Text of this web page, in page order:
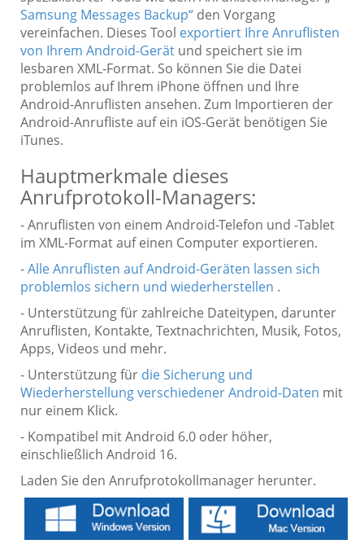
Samsung Messages Backup“ den Vorgang
vereinfachen. Dieses Tool exportiert Ihre Anruflisten
von Ihrem Android-Gerät und speichert sie im
lesbaren XML-Format. So können Sie die Datei
problemlos auf Ihrem iPhone öffnen und Ihre
Android-Anruflisten ansehen. Zum Importieren der
Android-Anrufliste auf ein iOS-Gerät benötigen Sie
iTunes.
Hauptmerkmale dieses
Anrufprotokoll-Managers:
- Anruflisten von einem Android-Telefon und -Tablet
im XML-Format auf einen Computer exportieren.
-Alle Anruflisten auf Android-Geräten lassen sich
problemlos sichern und wiederherstellen .
- Unterstützung für zahlreiche Dateitypen, darunter
Anruflisten, Kontakte, Textnachrichten, Musik, Fotos,
Apps, Videos und mehr.
- Unterstützung für die Sicherung und
Wiederherstellung verschiedener Android-Daten mit
nur einem Klick.
- Kompatibel mit Android 6.0 oder höher,
einschließlich Android 16.
Laden Sie den Anrufprotokollmanager herunter.